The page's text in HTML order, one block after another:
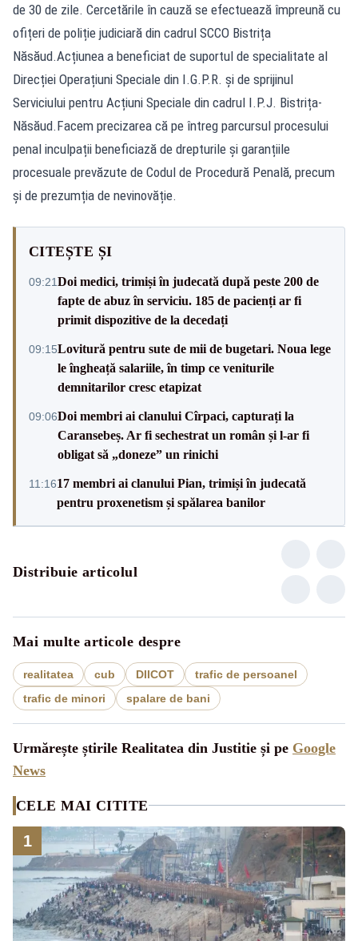
de 30 de zile. Cercetările în cauză se efectuează împreună cu
ofițeri de poliție judiciară din cadrul SCCO Bistrița
Năsăud.Acțiunea a beneficiat de suportul de specialitate al
Direcției Operațiuni Speciale din I.G.P.R. și de sprijinul
Serviciului pentru Acțiuni Speciale din cadrul I.P.J. Bistrița-
Năsăud.Facem precizarea că pe întreg parcursul procesului
penal inculpații beneficiază de drepturile și garanțiile
procesuale prevăzute de Codul de Procedură Penală, precum
și de prezumția de nevinovăție.
CITEȘTE ȘI
09:21Doi medici, trimiși în judecată după peste 200 de
fapte de abuz în serviciu. 185 de pacienți ar fi
primit dispozitive de la decedați
09:15Lovitură pentru sute de mii de bugetari. Noua lege
le îngheață salariile, în timp ce veniturile
demnitarilor cresc etapizat
09:06Doi membri ai clanului Cîrpaci, capturați la
Caransebeș. Ar fi sechestrat un român și l-ar fi
obligat să „doneze” un rinichi
11:1617 membri ai clanului Pian, trimiși în judecată
pentru proxenetism și spălarea banilor
Distribuie articolul
Mai multe articole despre
realitatea cub DIICOT
trafic de persoanel
trafic de minori
spalare de bani
Urmărește știrile Realitatea din Justitie și pe Google
News
CELE MAI CITITE
1